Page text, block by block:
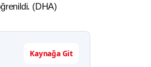
(DHA)
Kaynağa Git